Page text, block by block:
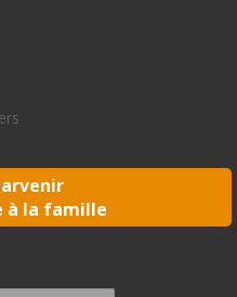
à la famille